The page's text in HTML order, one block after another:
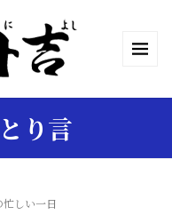
り言
忙しい一日